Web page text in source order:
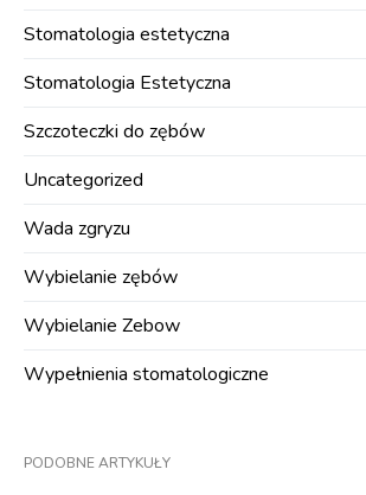
Stomatologia estetyczna
Stomatologia Estetyczna
Szczoteczki do zębów
Uncategorized
Wada zgryzu
Wybielanie zębów
Wybielanie Zebow
Wypełnienia stomatologiczne
PODOBNE ARTYKUŁY